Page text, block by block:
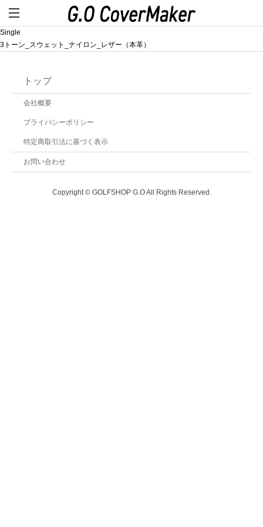
Single
3トーン_スウェット_ナイロン_レザー（本革）
トップ
会社概要
プライバシーポリシー
特定商取引法に基づく表示
お問い合わせ
Copyright © GOLFSHOP G.O All Rights Reserved.